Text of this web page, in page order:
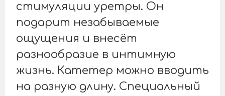
стимуляции уретры. Он
подарит незабываемые
ощущения и внесёт
разнообразие в интимную
жизнь. Катетер можно вводить
на разную длину. Специальный